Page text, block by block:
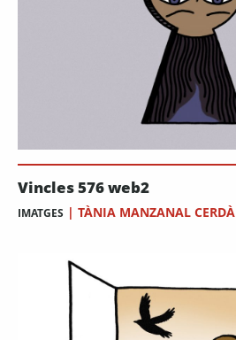
Vincles 576 web2
IMATGES | TÀNIA MANZANAL CERDÀ